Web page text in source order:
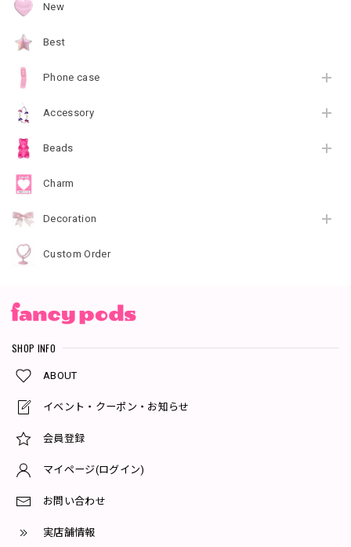
New
Best
Phone case
Accessory
Beads
Charm
Decoration
Custom Order
SHOP INFO
ABOUT
イベント・クーポン・お知らせ
会員登録
マイページ(ログイン)
お問い合わせ
実店舗情報